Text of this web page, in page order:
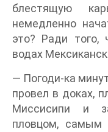
блестящую
немедленно
это? Ради того,
водах
— Погоди-ка
провел в доках,
Миссисипи и
пловцом, самым